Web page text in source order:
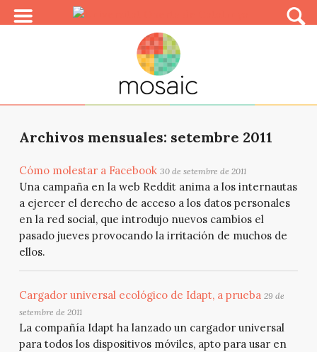
Archivos mensuales: setembre 2011
Cómo molestar a Facebook 30 de setembre de 2011
Una campaña en la web Reddit anima a los internautas
a ejercer el derecho de acceso a los datos personales
en la red social, que introdujo nuevos cambios el
pasado jueves provocando la irritación de muchos de
ellos.
Cargador universal ecológico de Idapt, a prueba 29 de
setembre de 2011
La compañía Idapt ha lanzado un cargador universal
para todos los dispositivos móviles, apto para usar en